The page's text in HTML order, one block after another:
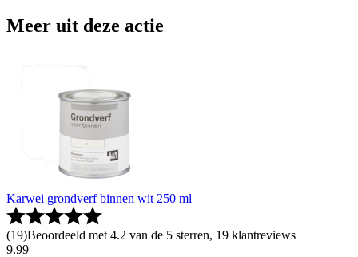
Meer uit deze actie
Karwei grondverf binnen wit 250 ml
(19)Beoordeeld met 4.2 van de 5 sterren, 19 klantreviews
9.99